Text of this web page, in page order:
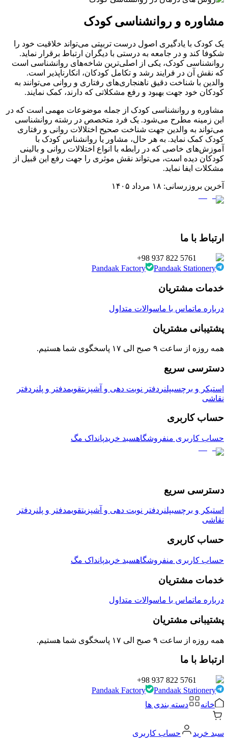
مشاوره و روانشناسی کودک
یک کودک با یادگیری اصول درست تربیتی می‌تواند خلاقیت خود را
شکوفا کند و در جامعه به درستی با دیگران ارتباط برقرار نماید.
روانشناسی کودک، یکی از اصلی‌ترین شاخه‌های روانشناسی است
که نقش آن در فرایند رشد و تکامل کودکان، انکارناپذیر است.
والدین با شناخت دقیق ناهنجاری‌های رفتاری و روانی می‌توانند به
کودکان خود جهت بهبود و رفع مشکلاتی که دارند، کمک نمایند.
مشاوره و روانشناسی کودک از جمله موضوعات مهمی است که در
این زمینه مطرح می‌شود. یک فرد متخصص در رشته روانشناسی
می‌تواند به والدین جهت شناخت صحیح اختلالات روانی و رفتاری
کودک کمک نماید. به هر حال، مشاور یا روانشناس کودک با
آموزش‌های خاصی که در رابطه با انواع اختلالات روانی و بالینی
کودکان دیده است، می‌تواند نقش موثری را جهت رفع این قبیل از
مشکلات ایفا نماید.
آخرین بروزرسانی: ۱۸ مرداد ۱۴۰۵
ارتباط با ما
+98 937 822 5761
Pandaak Factory
Pandaak Stationery
خدمات مشتریان
درباره ماتماس با ماسوالات متداول
پشتیبانی مشتریان
همه روزه از ساعت ۹ صبح الی ۱۷ پاسخگوی شما هستیم.
دسترسی سریع
استیکر و برچسبپلنر دفتر نوبت دهی و آشپزیتقویمدفتر و پلنر دفتر
نقاشی
حساب کاربری
حساب کاربری منفروشگاهسبد خریدپانداک مگ
دسترسی سریع
استیکر و برچسبپلنر دفتر نوبت دهی و آشپزیتقویمدفتر و پلنر دفتر
نقاشی
حساب کاربری
حساب کاربری منفروشگاهسبد خریدپانداک مگ
خدمات مشتریان
درباره ماتماس با ماسوالات متداول
پشتیبانی مشتریان
همه روزه از ساعت ۹ صبح الی ۱۷ پاسخگوی شما هستیم.
ارتباط با ما
+98 937 822 5761
Pandaak Factory
Pandaak Stationery
خانه
دسته بندی ها
سبد خرید حساب کاربری